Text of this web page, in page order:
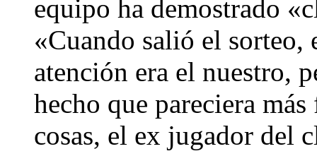
equipo ha demostrado
«Cuando salió el sorteo,
atención era el nuestro,
hecho que pareciera
cosas, el ex jugador del